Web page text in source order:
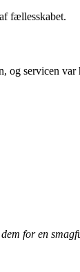
fællesskabet.
og servicen
for en